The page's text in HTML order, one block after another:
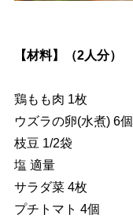
【材料】（2人分）
鶏もも肉 1枚
ウズラの卵(水煮) 6個
枝豆 1/2袋
塩 適量
サラダ菜 4枚
プチトマト 4個